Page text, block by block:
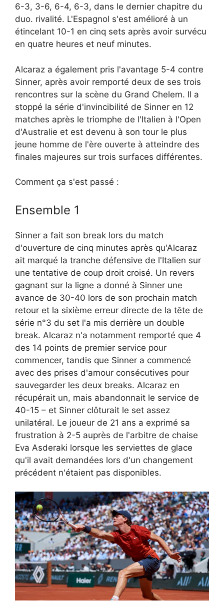
6-3, 3-6, 6-4, 6-3, dans le dernier chapitre du
duo. rivalité. L'Espagnol s'est amélioré à un
étincelant 10-1 en cinq sets après avoir survécu
en quatre heures et neuf minutes.
Alcaraz a également pris l'avantage 5-4 contre
Sinner, après avoir remporté deux de ses trois
rencontres sur la scène du Grand Chelem. Il a
stoppé la série d'invincibilité de Sinner en 12
matches après le triomphe de l'Italien à l'Open
d'Australie et est devenu à son tour le plus
jeune homme de l'ère ouverte à atteindre des
finales majeures sur trois surfaces différentes.
Comment ça s'est passé :
Ensemble 1
Sinner a fait son break lors du match
d'ouverture de cinq minutes après qu'Alcaraz
ait marqué la tranche défensive de l'Italien sur
une tentative de coup droit croisé. Un revers
gagnant sur la ligne a donné à Sinner une
avance de 30-40 lors de son prochain match
retour et la sixième erreur directe de la tête de
série n°3 du set l'a mis derrière un double
break. Alcaraz n'a notamment remporté que 4
des 14 points de premier service pour
commencer, tandis que Sinner a commencé
avec des prises d'amour consécutives pour
sauvegarder les deux breaks. Alcaraz en
récupérait un, mais abandonnait le service de
40-15 – et Sinner clôturait le set assez
unilatéral. Le joueur de 21 ans a exprimé sa
frustration à 2-5 auprès de l'arbitre de chaise
Eva Asderaki lorsque les serviettes de glace
qu'il avait demandées lors d'un changement
précédent n'étaient pas disponibles.